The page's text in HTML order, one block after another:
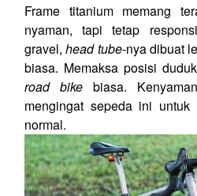
Frame titanium memang
nyaman, tapi tetap
gravel,head tube-nya dibuat
biasa. Memaksa posisi
road bike biasa.
mengingat sepeda ini
normal.